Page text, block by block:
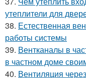
утеплители для
38. Естественная
работы системы
39. Вентканалы в
в частном доме
40. Вентиляция